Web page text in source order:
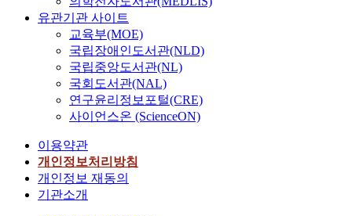
유관기관 사이트
교육부(MOE)
국립장애인도서관(NLD)
국립중앙도서관(NL)
국회도서관(NAL)
연구윤리정보포털(CRE)
사이언스온 (ScienceON)
이용약관
개인정보처리방침
개인정보 재동의
기관소개